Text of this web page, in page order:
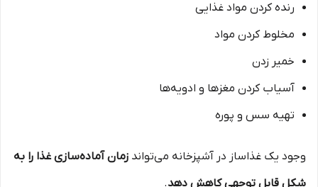
رنده کردن مواد غذایی
مخلوط کردن مواد
خمیر زدن
آسیاب کردن مغزها و ادویه‌ها
تهیه سس و پوره
وجود یک غذاساز در آشپزخانه می‌تواند زمان آماده‌سازی غذا را به
شکل قابل توجهی کاهش دهد.